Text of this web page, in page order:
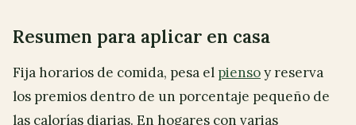
Resumen para aplicar en casa
Fija horarios de comida, pesa el piensoy reserva
los premios dentro de un porcentaje pequeño de
las calorías diarias. En hogares con varias